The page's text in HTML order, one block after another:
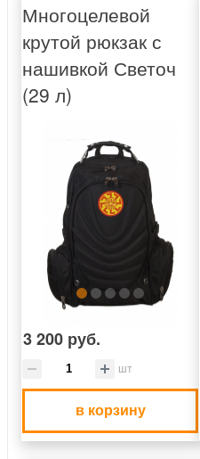
Многоцелевой
крутой рюкзак с
нашивкой Светоч
(29 л)
3 200 руб.
шт
в корзину